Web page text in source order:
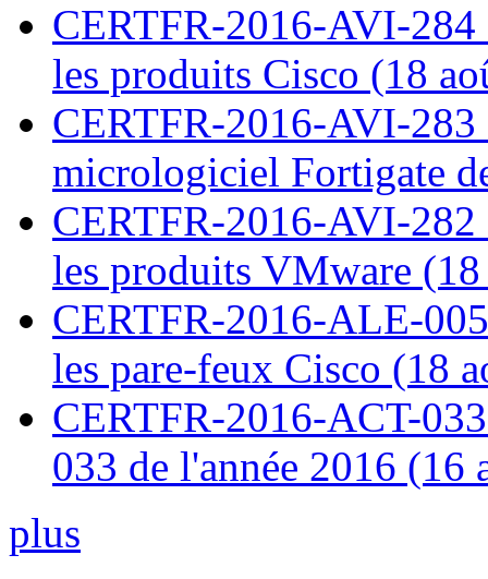
CERTFR-2016-AVI-
les produits Cisco (18
CERTFR-2016-AVI-
micrologiciel Fortigate
CERTFR-2016-AVI-
les produits VMware
CERTFR-2016-ALE-
les pare-feux Cisco (18
CERTFR-2016-ACT-
033 de l'année 2016 (16
plus